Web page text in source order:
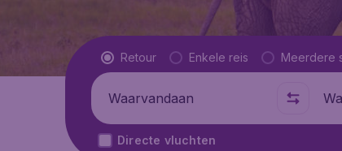
Vluchttype
Retour Enkele reis Meerdere
Waarvandaan
Directe vluchten